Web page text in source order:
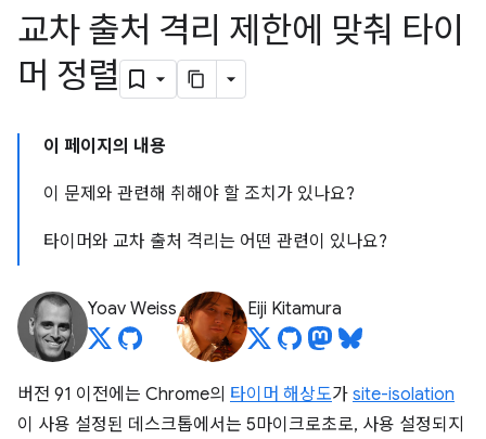
교차 출처 격리 제한에 맞춰 타이
머 정렬
이 페이지의 내용
이 문제와 관련해 취해야 할 조치가 있나요?
타이머와 교차 출처 격리는 어떤 관련이 있나요?
Yoav Weiss Eiji Kitamura
버전 91 이전에는 Chrome의 타이머 해상도가 site-isolation
이 사용 설정된 데스크톱에서는 5마이크로초로, 사용 설정되지